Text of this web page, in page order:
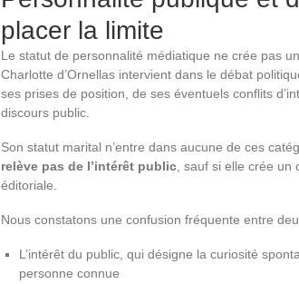
placer la limite
Le statut de personnalité médiatique ne crée pas
Charlotte d’Ornellas intervient dans le débat
ses prises de position, de ses éventuels conflits
discours public.
Son statut marital n’entre dans aucune de ces
relève pas de l’intérêt public, sauf si elle crée un
éditoriale.
Nous constatons une confusion fréquente entre
L’intérêt du public, qui désigne la curiosité
personne connue